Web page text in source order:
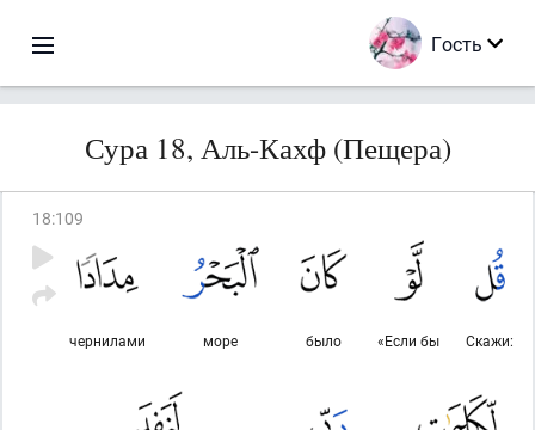
Гость
Сура 18, Аль-Кахф (Пещера)
18:109
Скажи:
«Если бы
было
море
чернилами